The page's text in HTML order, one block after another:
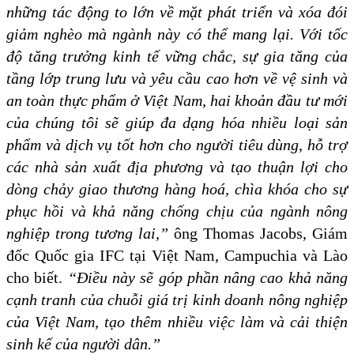
những tác động to lớn về mặt phát triển và xóa đói
giảm nghèo mà ngành này có thể mang lại. Với tốc
độ tăng trưởng kinh tế vững chắc, sự gia tăng của
tầng lớp trung lưu và yêu cầu cao hơn về vệ sinh và
an toàn thực phẩm ở Việt Nam, hai khoản đầu tư mới
của chúng tôi sẽ giúp đa dạng hóa nhiều loại sản
phẩm và dịch vụ tốt hơn cho người tiêu dùng, hỗ trợ
các nhà sản xuất địa phương và tạo thuận lợi cho
dòng chảy giao thương hàng hoá, chìa khóa cho sự
phục hồi và khả năng chống chịu của ngành nông
nghiệp trong tương lai,” ông Thomas Jacobs, Giám
đốc Quốc gia IFC tại Việt Nam, Campuchia và Lào
cho biết. “Điều này sẽ góp phần nâng cao khả năng
cạnh tranh của chuỗi giá trị kinh doanh nông nghiệp
của Việt Nam, tạo thêm nhiều việc làm và cải thiện
sinh kế của người dân.”